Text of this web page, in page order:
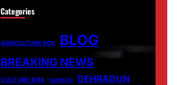
Categories
AGRICULTURE BOX BLOG
BREAKING NEWS
CULTURE BOX DEFENCE DEHRADUN